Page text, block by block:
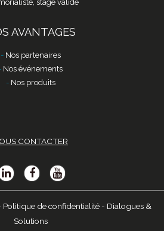
stage validé
AVANTAGES
Nos partenaires
Nos événements
Nos produits
CONTACTER
Politique de confidentialité - Dialogues &
Solutions